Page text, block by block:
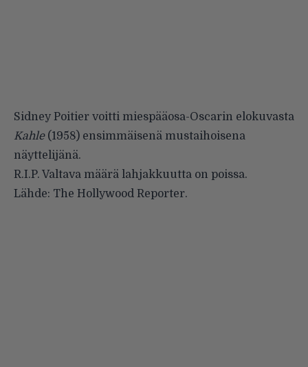
Sidney Poitier voitti miespääosa-Oscarin elokuvasta
Kahle(1958) ensimmäisenä mustaihoisena
näyttelijänä.
R.I.P. Valtava määrä lahjakkuutta on poissa.
Lähde: The Hollywood Reporter.